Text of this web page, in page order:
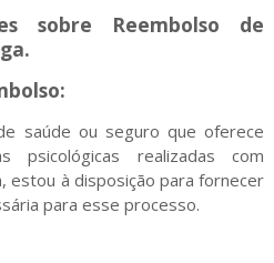
sobre Reembolso de
saúde ou seguro que oferece
psicológicas realizadas com
estou à disposição para fornecer
para esse processo.